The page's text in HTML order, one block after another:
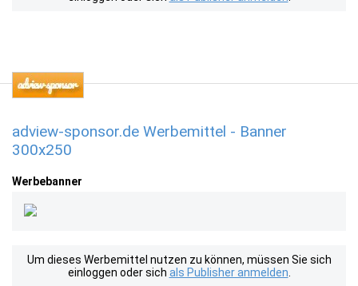
adview-sponsor.de Werbemittel - Banner
300x250
Werbebanner
Um dieses Werbemittel nutzen zu können, müssen Sie sich
einloggen oder sich als Publisher anmelden